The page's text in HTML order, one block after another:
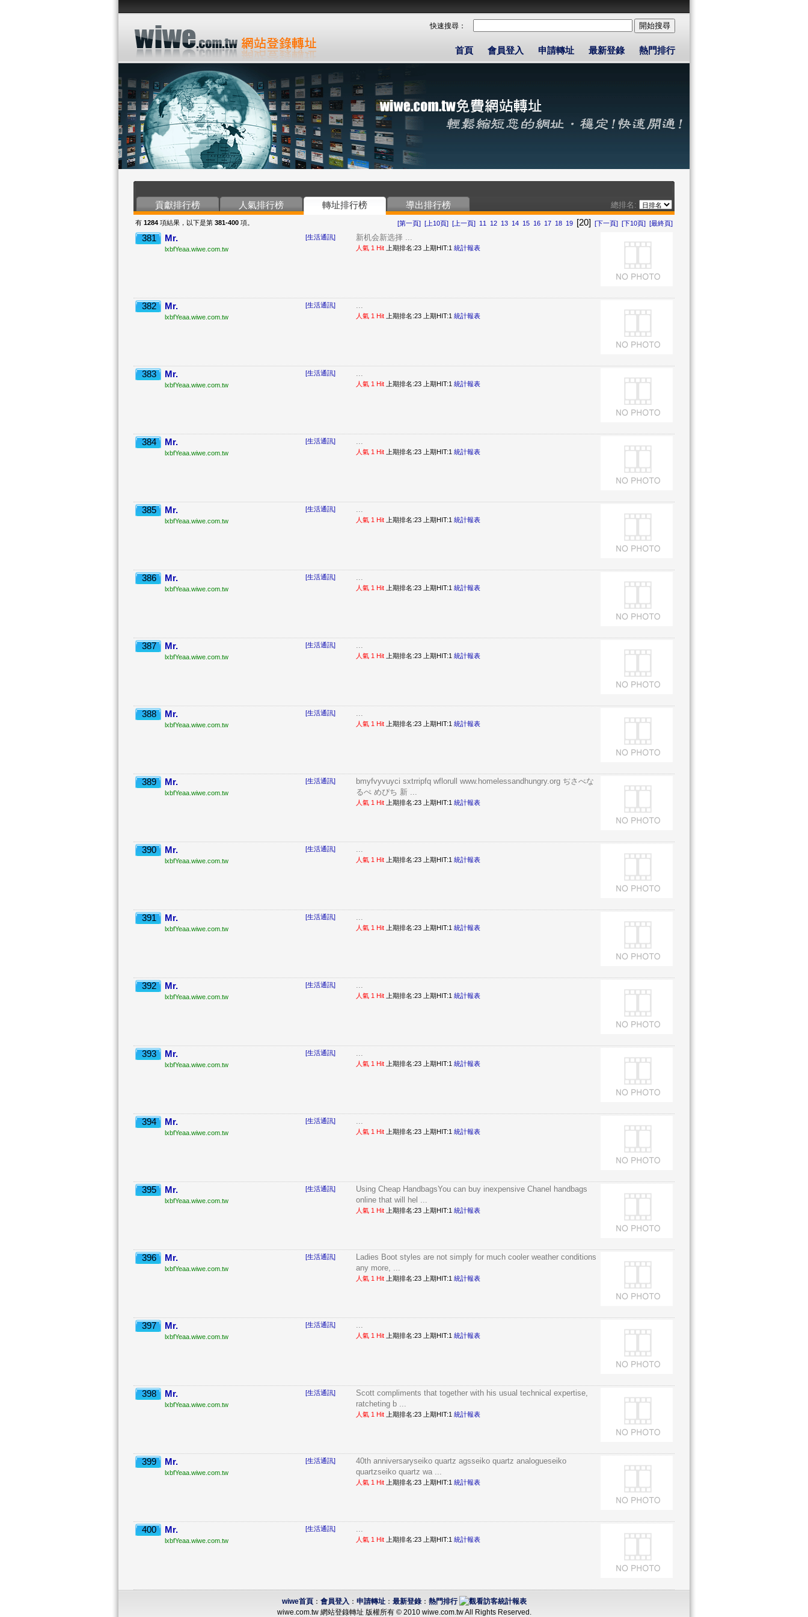
快速搜尋：
首頁 會員登入 申請轉址 最新登錄 熱門排行
總排名:
貢獻排行榜 人氣排行榜 轉址排行榜 導出排行榜
有 1284 項結果，以下是第 381-400 項。 [第一頁] [上10頁] [上一頁] 11 12 13 14 15 16 17 18 19 [20] [下一頁] [下10頁] [最終頁]
381 Mr.
lxbfYeaa.wiwe.com.tw
[生活通訊] 新机会新选择 ...
人氣 1 Hit 上期排名:23 上期HIT:1 統計報表
382 Mr.
lxbfYeaa.wiwe.com.tw
[生活通訊] ...
人氣 1 Hit 上期排名:23 上期HIT:1 統計報表
383 Mr.
lxbfYeaa.wiwe.com.tw
[生活通訊] ...
人氣 1 Hit 上期排名:23 上期HIT:1 統計報表
384 Mr.
lxbfYeaa.wiwe.com.tw
[生活通訊] ...
人氣 1 Hit 上期排名:23 上期HIT:1 統計報表
385 Mr.
lxbfYeaa.wiwe.com.tw
[生活通訊] ...
人氣 1 Hit 上期排名:23 上期HIT:1 統計報表
386 Mr.
lxbfYeaa.wiwe.com.tw
[生活通訊] ...
人氣 1 Hit 上期排名:23 上期HIT:1 統計報表
387 Mr.
lxbfYeaa.wiwe.com.tw
[生活通訊] ...
人氣 1 Hit 上期排名:23 上期HIT:1 統計報表
388 Mr.
lxbfYeaa.wiwe.com.tw
[生活通訊] ...
人氣 1 Hit 上期排名:23 上期HIT:1 統計報表
389 Mr.
lxbfYeaa.wiwe.com.tw
[生活通訊]
bmyfvyvuyci sxtrripfq wflorull www.homelessandhungry.org ぢさべな
るぺ めぴち 新 ...
人氣 1 Hit 上期排名:23 上期HIT:1 統計報表
390 Mr.
lxbfYeaa.wiwe.com.tw
[生活通訊] ...
人氣 1 Hit 上期排名:23 上期HIT:1 統計報表
391 Mr.
lxbfYeaa.wiwe.com.tw
[生活通訊] ...
人氣 1 Hit 上期排名:23 上期HIT:1 統計報表
392 Mr.
lxbfYeaa.wiwe.com.tw
[生活通訊] ...
人氣 1 Hit 上期排名:23 上期HIT:1 統計報表
393 Mr.
lxbfYeaa.wiwe.com.tw
[生活通訊] ...
人氣 1 Hit 上期排名:23 上期HIT:1 統計報表
394 Mr.
lxbfYeaa.wiwe.com.tw
[生活通訊] ...
人氣 1 Hit 上期排名:23 上期HIT:1 統計報表
395 Mr.
lxbfYeaa.wiwe.com.tw
[生活通訊]
Using Cheap HandbagsYou can buy inexpensive Chanel handbags
online that will hel ...
人氣 1 Hit 上期排名:23 上期HIT:1 統計報表
396 Mr.
lxbfYeaa.wiwe.com.tw
[生活通訊]
Ladies Boot styles are not simply for much cooler weather conditions
any more, ...
人氣 1 Hit 上期排名:23 上期HIT:1 統計報表
397 Mr.
lxbfYeaa.wiwe.com.tw
[生活通訊] ...
人氣 1 Hit 上期排名:23 上期HIT:1 統計報表
398 Mr.
lxbfYeaa.wiwe.com.tw
[生活通訊]
Scott compliments that together with his usual technical expertise,
ratcheting b ...
人氣 1 Hit 上期排名:23 上期HIT:1 統計報表
399 Mr.
lxbfYeaa.wiwe.com.tw
[生活通訊]
40th anniversaryseiko quartz agsseiko quartz analogueseiko
quartzseiko quartz wa ...
人氣 1 Hit 上期排名:23 上期HIT:1 統計報表
400 Mr.
lxbfYeaa.wiwe.com.tw
[生活通訊] ...
人氣 1 Hit 上期排名:23 上期HIT:1 統計報表
wiwe首頁： 會員登入 ： 申請轉址： 最新登錄： 熱門排行
wiwe.com.tw 網站登錄轉址 版權所有 © 2010 wiwe.com.tw All Rights Reserved.